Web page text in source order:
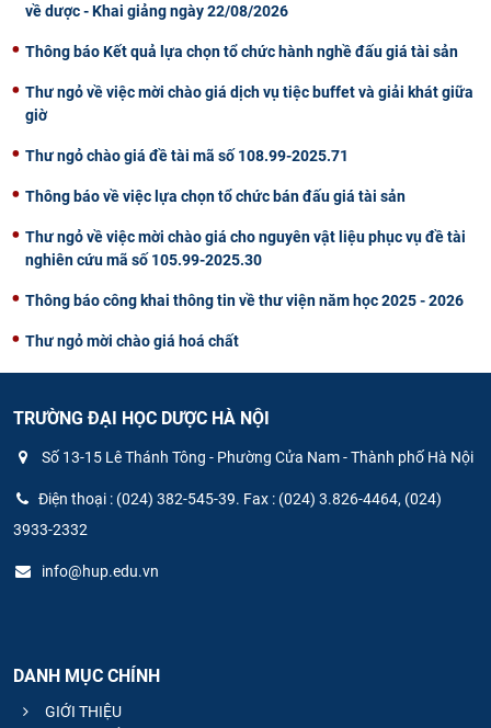
về dược - Khai giảng ngày 22/08/2026
Thông báo Kết quả lựa chọn tổ chức hành nghề đấu giá tài sản
Thư ngỏ về việc mời chào giá dịch vụ tiệc buffet và giải khát giữa
giờ
Thư ngỏ chào giá đề tài mã số 108.99-2025.71
Thông báo về việc lựa chọn tổ chức bán đấu giá tài sản
Thư ngỏ về việc mời chào giá cho nguyên vật liệu phục vụ đề tài
nghiên cứu mã số 105.99-2025.30
Thông báo công khai thông tin về thư viện năm học 2025 - 2026
Thư ngỏ mời chào giá hoá chất
TRƯỜNG ĐẠI HỌC DƯỢC HÀ NỘI
Số 13-15 Lê Thánh Tông - Phường Cửa Nam - Thành phố Hà Nội
Điện thoại : (024) 382-545-39. Fax : (024) 3.826-4464, (024)
3933-2332
info@hup.edu.vn
DANH MỤC CHÍNH
GIỚI THIỆU